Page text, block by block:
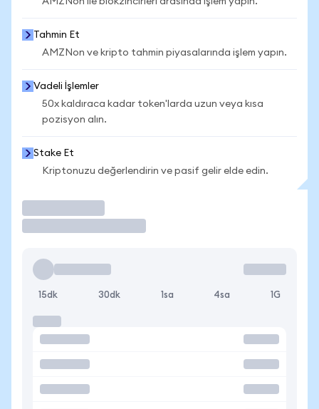
Tahmin Et
AMZNon ve kripto tahmin piyasalarında işlem yapın.
Vadeli İşlemler
50x kaldıraca kadar token'larda uzun veya kısa
pozisyon alın.
Stake Et
Kriptonuzu değerlendirin ve pasif gelir elde edin.
15dk 30dk 1sa 4sa 1G